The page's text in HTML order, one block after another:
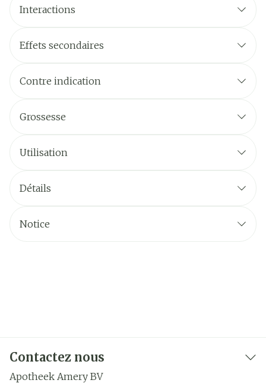
Interactions
Effets secondaires
Contre indication
Grossesse
Utilisation
Détails
Notice
Contactez nous
Apotheek Amery BV